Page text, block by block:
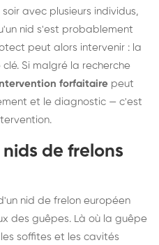
avec plusieurs individus,
nid s'est probablement
peut alors intervenir : la
Si malgré la recherche
forfaitaire peut
et le diagnostic — c'est
de frelons
nid de frelon européen
des guêpes. Là où la guêpe
soffites et les cavités